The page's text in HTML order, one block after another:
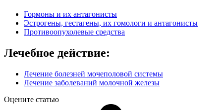
Гормоны и их антагонисты
Эстрогены, гестагены, их гомологи и антагонисты
Противоопухолевые средства
Лечебное действие:
Лечение болезней мочеполовой системы
Лечение заболеваний молочной железы
Оцените статью